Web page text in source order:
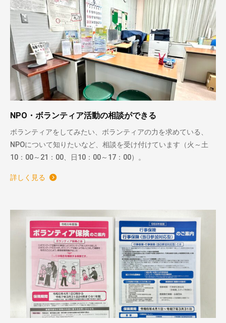
NPO・ボランティア活動の相談ができる
ボランティアをしてみたい、ボランティアの力を求めている、
NPOについて知りたいなど、相談を受け付けています（火～土
10：00～21：00、日10：00～17：00）。
詳しく見る